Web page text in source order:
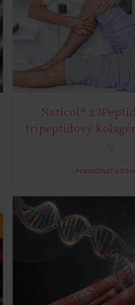
SYNOVIALIS ACTIVE 18+Y
Naticol®
tripeptidový
POKRAČOVAŤ V